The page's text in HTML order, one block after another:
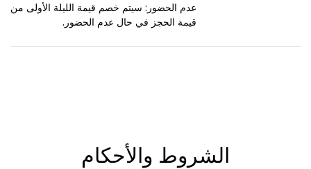
عدم الحضور: سيتم خصم قيمة الليلة الأولى من
قيمة الحجز في حال عدم الحضور.
الشروط والأحكام